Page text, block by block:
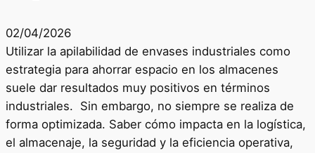
02/04/2026
Utilizar la apilabilidad de envases industriales como
estrategia para ahorrar espacio en los almacenes
suele dar resultados muy positivos en términos
industriales. Sin embargo, no siempre se realiza de
forma optimizada. Saber cómo impacta en la logística,
el almacenaje, la seguridad y la eficiencia operativa,